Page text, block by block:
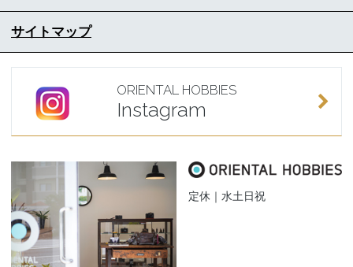
サイトマップ
ORIENTAL HOBBIES
Instagram
定休｜水土日祝